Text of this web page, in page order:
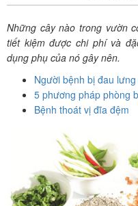
Những cây nào trong vườn
tiết kiệm được chi phí và
dụng phụ của nó gây nên.
Người bệnh bị đau
5 phương pháp phòng
Bệnh thoát vị đĩa đệm